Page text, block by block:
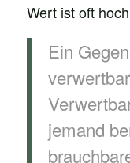
Wert ist oft
Ein
jemand